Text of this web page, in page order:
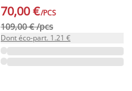
70,00 €/PCS
109,00 € /pcs
Dont éco-part. 1.21 €